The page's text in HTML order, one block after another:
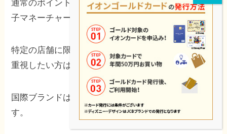
子マネーチャージなどには異なる条件があります。
特定の店舗に限らず、日常の支払いで通常還元率を
重視したい方は比較候補に入れやすいカードです。
国際ブランドはVisa・Mastercard・JCBから選べま
す。